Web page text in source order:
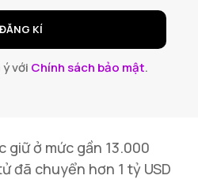
ĐĂNG KÍ
với Chính sách bảo mật.
giữ ở mức gần 13.000
đã chuyển hơn 1 tỷ USD